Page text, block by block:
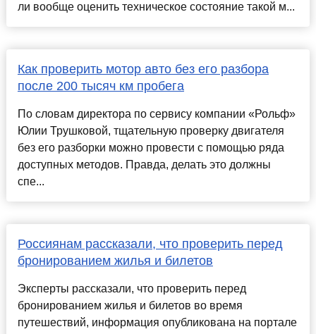
ли вообще оценить техническое состояние такой м...
Как проверить мотор авто без его разбора
после 200 тысяч км пробега
По словам директора по сервису компании «Рольф»
Юлии Трушковой, тщательную проверку двигателя
без его разборки можно провести с помощью ряда
доступных методов. Правда, делать это должны
спе...
Россиянам рассказали, что проверить перед
бронированием жилья и билетов
Эксперты рассказали, что проверить перед
бронированием жилья и билетов во время
путешествий, информация опубликована на портале